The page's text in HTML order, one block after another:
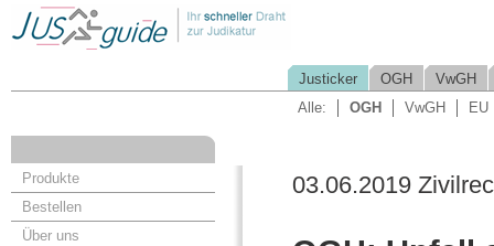
Justicker OGH
VwGH
Alle:
OGH VwGH EU
Produkte
Bestellen
Über uns
03.06.2019